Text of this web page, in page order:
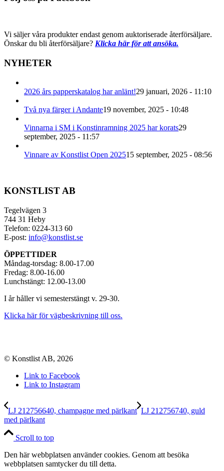
Vi säljer våra produkter endast genom auktoriserade återförsäljare.
Önskar du bli återförsäljare? Klicka här för att ansöka.
NYHETER
2026 års papperskatalog har anlänt!29 januari, 2026 - 11:10
Två nya färger i Andante19 november, 2025 - 10:48
Vinnarna i SM i Konstinramning 2025 har korats29
september, 2025 - 11:57
Vinnare av Konstlist Open 202515 september, 2025 - 08:56
KONSTLIST AB
Tegelvägen 3
744 31 Heby
Telefon: 0224-313 60
E-post: info@konstlist.se
ÖPPETTIDER
Måndag-torsdag: 8.00-17.00
Fredag: 8.00-16.00
Lunchstängt: 12.00-13.00
I år håller vi semesterstängt v. 29-30.
Klicka här för vägbeskrivning till oss.
© Konstlist AB, 2026
Link to Facebook
Link to Instagram
LJ 212756640, champagne med pärlkant LJ 212756740, guld
med pärlkant
Scroll to top
Den här webbplatsen använder cookies. Genom att besöka
webbplatsen samtycker du till detta.